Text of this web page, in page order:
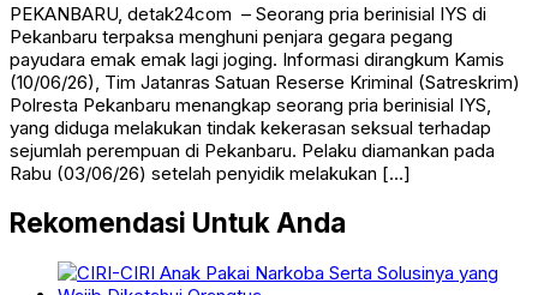
PEKANBARU, detak24com – Seorang pria berinisial IYS di
Pekanbaru terpaksa menghuni penjara gegara pegang
payudara emak emak lagi joging. Informasi dirangkum Kamis
(10/06/26), Tim Jatanras Satuan Reserse Kriminal (Satreskrim)
Polresta Pekanbaru menangkap seorang pria berinisial IYS,
yang diduga melakukan tindak kekerasan seksual terhadap
sejumlah perempuan di Pekanbaru. Pelaku diamankan pada
Rabu (03/06/26) setelah penyidik melakukan […]
Rekomendasi Untuk Anda